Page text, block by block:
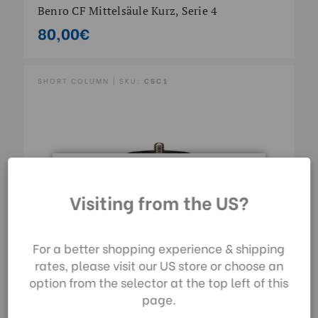
Benro CF Mittelsäule Kurz, Serie 4
80,00€
SHORT COLUMN | SKU: CSC1
unserer Website
stimmen Sie der
gemäß unserer
Datenschutzrichtlinie
zu.
Visiting from the US?
For a better shopping experience & shipping
rates, please visit our US store or choose an
option from the selector at the top left of this
page.